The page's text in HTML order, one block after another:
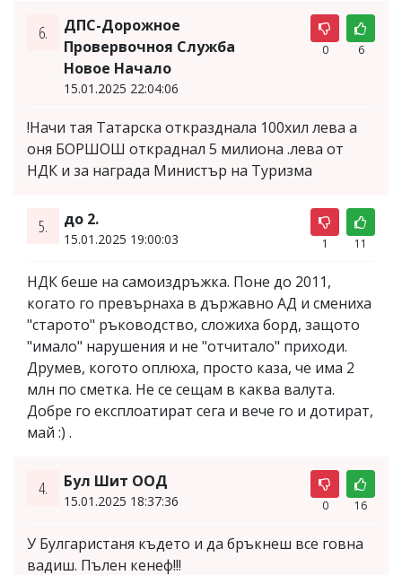
6.
ДПС-Дорожное
Провервочноя Служба
Новое Начало
15.01.2025 22:04:06
0 6
!Начи тая Татарска откразднала 100хил лева а
оня БОРШОШ откраднал 5 милиона .лева от
НДК и за награда Министър на Туризма
5. до 2.
15.01.2025 19:00:03 1 11
НДК беше на самоиздръжка. Поне до 2011,
когато го превърнаха в държавно АД и смениха
"старото" ръководство, сложиха борд, защото
"имало" нарушения и не "отчитало" приходи.
Друмев, когото оплюха, просто каза, че има 2
млн по сметка. Не се сещам в каква валута.
Добре го експлоатират сега и вече го и дотират,
май :) .
4. Бул Шит ООД
15.01.2025 18:37:36 0 16
У Булгаристаня където и да бръкнеш все говна
вадиш. Пълен кенеф!!!